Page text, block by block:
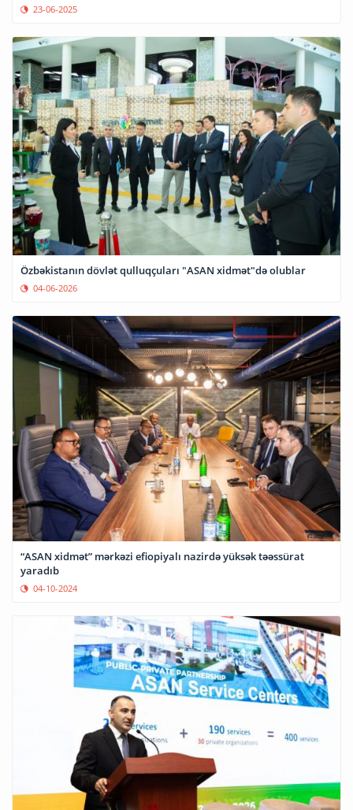
23-06-2025
Özbəkistanın dövlət qulluqçuları "ASAN xidmət"də olublar
04-06-2026
“ASAN xidmət” mərkəzi efiopiyalı nazirdə yüksək təəssürat
yaradıb
04-10-2024